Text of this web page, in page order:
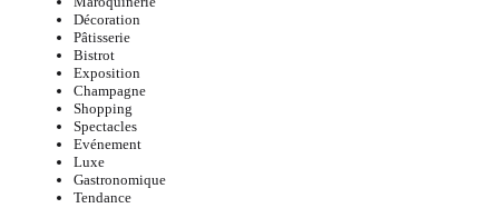
Décoration
Pâtisserie
Bistrot
Exposition
Champagne
Shopping
Spectacles
Evénement
Luxe
Gastronomique
Tendance